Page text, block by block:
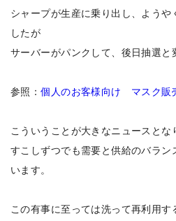
シャープが生産に乗り出し、ようや
したが
サーバーがパンクして、後日抽選と
参照：個人のお客様向け マスク販
こういうことが大きなニュースとな
すこしずつでも需要と供給のバラン
います。
この有事に至っては洗って再利用す